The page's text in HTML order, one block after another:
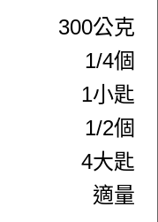
300公克
1/4個
1小匙
1/2個
4大匙
適量